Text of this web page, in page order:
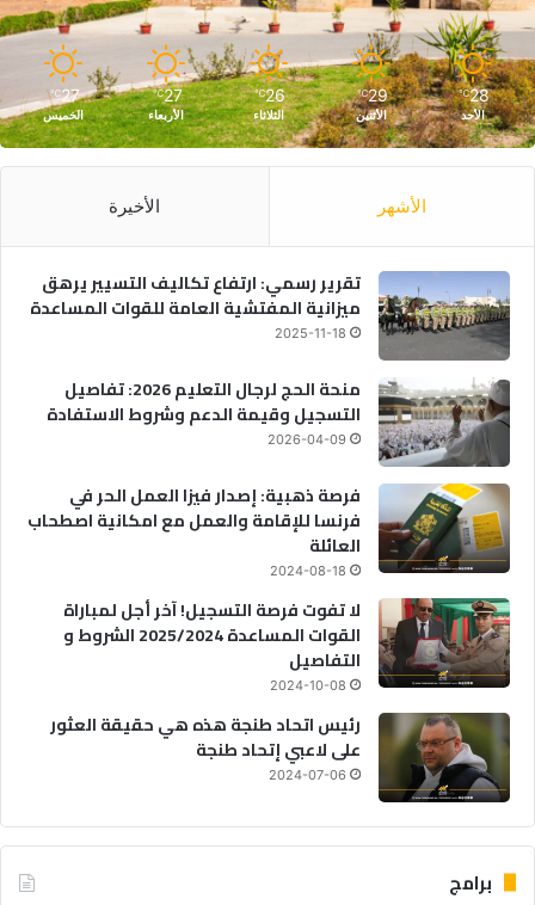
28
℃
الأحد
29
℃
الأثنين
26
℃
الثلاثاء
27
℃
الأربعاء
27
℃
الخميس
الأشهر الأخيرة
تقرير رسمي: ارتفاع تكاليف التسيير يرهق
ميزانية المفتشية العامة للقوات المساعدة
2025-11-18
منحة الحج لرجال التعليم 2026: تفاصيل
التسجيل وقيمة الدعم وشروط الاستفادة
2026-04-09
فرصة ذهبية: إصدار فيزا العمل الحر في
فرنسا للإقامة والعمل مع امكانية اصطحاب
العائلة
2024-08-18
لا تفوت فرصة التسجيل! آخر أجل لمباراة
القوات المساعدة 2025/2024 الشروط و
التفاصيل
2024-10-08
رئيس اتحاد طنجة هذه هي حقيقة العثور
على لاعبي إتحاد طنجة
2024-07-06
برامج